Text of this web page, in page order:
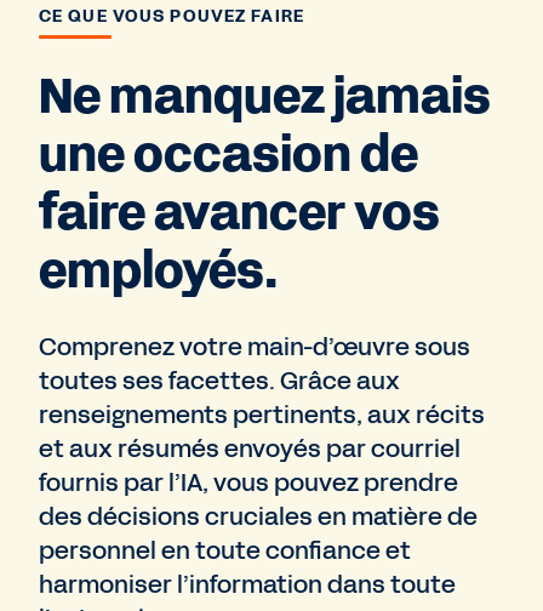
CE QUE VOUS POUVEZ FAIRE
Ne manquez jamais
une occasion de
faire avancer vos
employés.
Comprenez votre main-d’œuvre sous
toutes ses facettes. Grâce aux
renseignements pertinents, aux récits
et aux résumés envoyés par courriel
fournis par l’IA, vous pouvez prendre
des décisions cruciales en matière de
personnel en toute confiance et
harmoniser l’information dans toute